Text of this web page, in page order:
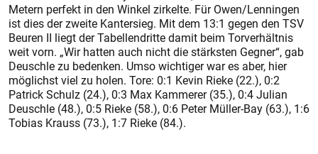
Metern perfekt in den Winkel zirkelte. Für Owen/Lenningen
ist dies der zweite Kantersieg. Mit dem 13:1 gegen den TSV
Beuren II liegt der Tabellendritte damit beim Torverhältnis
weit vorn. „Wir hatten auch nicht die stärksten Gegner“, gab
Deuschle zu bedenken. Umso wichtiger war es aber, hier
möglichst viel zu holen. Tore: 0:1 Kevin Rieke (22.), 0:2
Patrick Schulz (24.), 0:3 Max Kammerer (35.), 0:4 Julian
Deuschle (48.), 0:5 Rieke (58.), 0:6 Peter Müller-Bay (63.), 1:6
Tobias Krauss (73.), 1:7 Rieke (84.).